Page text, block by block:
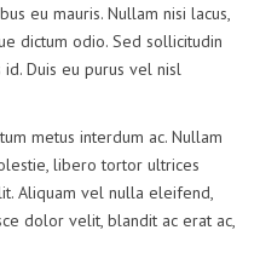
eu mauris. Nullam nisi lacus,
dictum odio. Sed sollicitudin
Duis eu purus vel nisl
metus interdum ac. Nullam
libero tortor ultrices
Aliquam vel nulla eleifend,
dolor velit, blandit ac erat ac,